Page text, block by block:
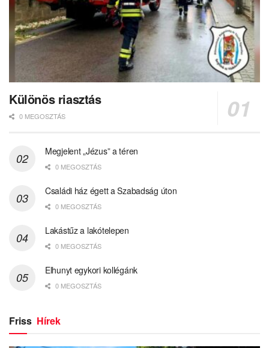
Különös riasztás
0 MEGOSZTÁS
Megjelent „Jézus” a téren
0 MEGOSZTÁS
Családi ház égett a Szabadság úton
0 MEGOSZTÁS
Lakástűz a lakótelepen
0 MEGOSZTÁS
Elhunyt egykori kollégánk
0 MEGOSZTÁS
Friss Hírek